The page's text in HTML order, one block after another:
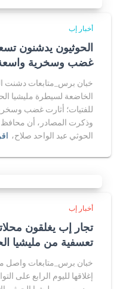
أخبار إب
الحوثيون يدشنون
غضب وسخرية
خبان برس_متابعات دشنت
الخاضعة لسيطرة مليشيا
للفتيات؛ أثارت غضب
وذكرت المصادر، أن محافظ
الحوثي عبد الواحد صلاح،
أخبار إب
تجار إب يغلقون
تعسفية من مليشيا
خبان برس_متابعات واصل
إغلاقها لليوم الرابع على